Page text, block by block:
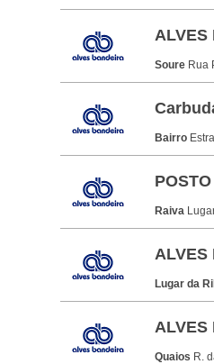
ALVES
Soure Rua
Bairro
Raiva
ALVES
Lugar da
ALVES
Quaios R.